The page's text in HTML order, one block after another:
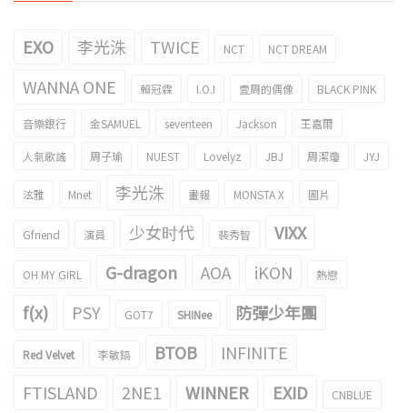
EXO 李光洙 TWICE NCT NCT DREAM
WANNA ONE 賴冠霖 I.O.I 壹周的偶像 BLACK PINK
音樂銀行 金SAMUEL seventeen Jackson 王嘉爾
人氣歌謠 周子瑜 NUEST Lovelyz JBJ 周潔瓊 JYJ
泫雅 Mnet 李光洙 畫報 MONSTA X 圖片
Gfriend 演員 少女时代 裴秀智 VIXX
OH MY GIRL G-dragon AOA iKON 熱戀
f(x) PSY GOT7 SHINee 防彈少年團
Red Velvet 李敏鎬 BTOB
INFINITE
FTISLAND
2NE1 WINNER EXID CNBLUE